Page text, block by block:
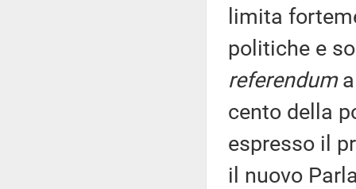
limita
politiche e
referendum
cento della
espresso il
il nuovo